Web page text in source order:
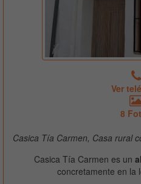
Ver
8
Casica Tía Carmen, Casa rural
Casica Tía Carmen es un
concretamente en la